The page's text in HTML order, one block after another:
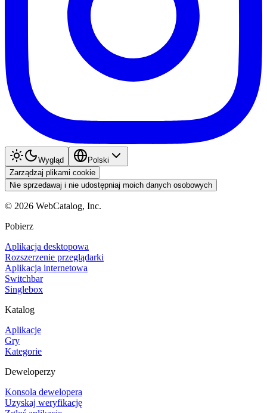
Wygląd
Polski
Zarządzaj plikami cookie
Nie sprzedawaj i nie udostępniaj moich danych osobowych
© 2026 WebCatalog, Inc.
Pobierz
Aplikacja desktopowa
Rozszerzenie przeglądarki
Aplikacja internetowa
Switchbar
Singlebox
Katalog
Aplikacje
Gry
Kategorie
Deweloperzy
Konsola dewelopera
Uzyskaj weryfikację